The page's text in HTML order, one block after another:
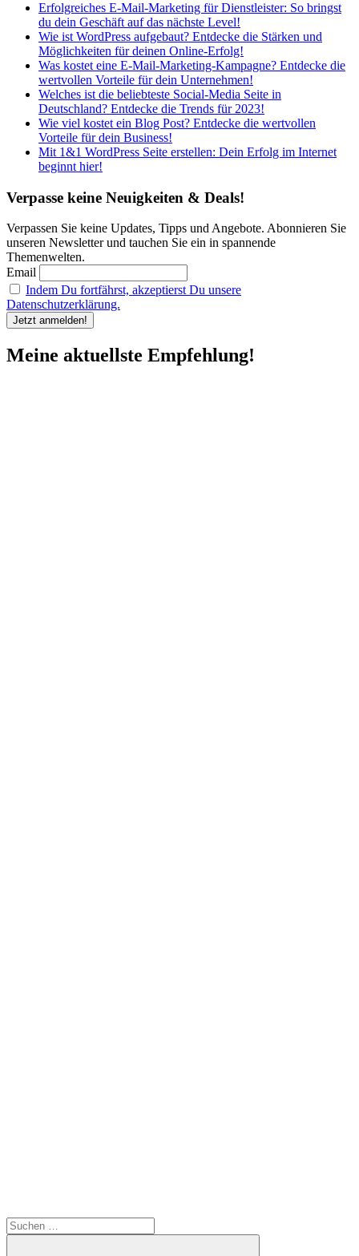
Erfolgreiches E-Mail-Marketing für Dienstleister: So bringst
du dein Geschäft auf das nächste Level!
Wie ist WordPress aufgebaut? Entdecke die Stärken und
Möglichkeiten für deinen Online-Erfolg!
Was kostet eine E-Mail-Marketing-Kampagne? Entdecke die
wertvollen Vorteile für dein Unternehmen!
Welches ist die beliebteste Social-Media Seite in
Deutschland? Entdecke die Trends für 2023!
Wie viel kostet ein Blog Post? Entdecke die wertvollen
Vorteile für dein Business!
Mit 1&1 WordPress Seite erstellen: Dein Erfolg im Internet
beginnt hier!
Verpasse keine Neuigkeiten & Deals!
Verpassen Sie keine Updates, Tipps und Angebote. Abonnieren Sie
unseren Newsletter und tauchen Sie ein in spannende
Themenwelten.
Email
Indem Du fortfährst, akzeptierst Du unsere
Datenschutzerklärung.
Meine aktuellste Empfehlung!
Suchen
nach: